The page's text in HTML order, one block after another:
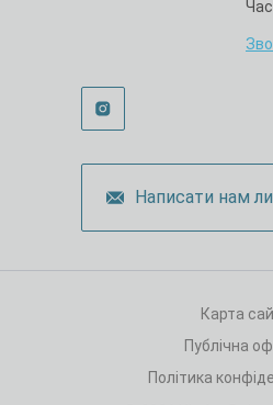
Написати нам
Карта
Публічна
Політика